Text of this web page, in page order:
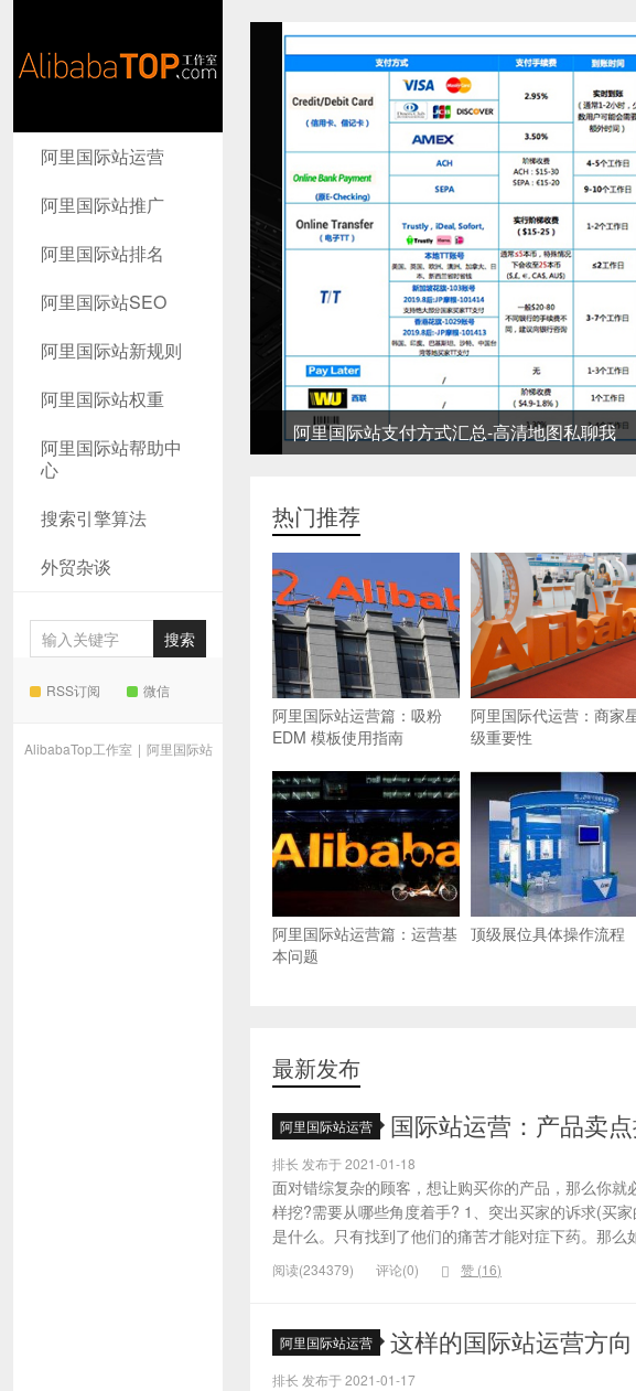
AlibabaTop
工作室
阿里国际站运营
阿里国际站推广
阿里国际站排名
阿里国际站SEO
阿里国际站新规则
阿里国际站权重
阿里国际站帮助中
心
搜索引擎算法
外贸杂谈
RSS订阅 微信
AlibabaTop工作室 | 阿里国际站
阿里国际站支付方式汇总-高清地图私聊我
热门推荐
阿里国际站运营篇：吸粉
EDM 模板使用指南
阿里国际代运营：商家
级重要性
阿里国际站运营篇：运营基
本问题
顶级展位具体操作流程
最新发布
阿里国际站运营 国际站运营：产品卖
排长 发布于 2021-01-18
面对错综复杂的顾客，想让购买你的产品，那么你
样挖?需要从哪些角度着手? 1、突出买家的诉求(买
是什么。只有找到了他们的痛苦才能对症下药。那么
阅读(234379) 评论(0) 赞 (16)
阿里国际站运营 这样的国际站运营方
排长 发布于 2021-01-17